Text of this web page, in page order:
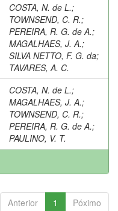
COSTA, N. de L.;
TOWNSEND, C. R.;
PEREIRA, R. G. de A.;
MAGALHAES, J. A.;
SILVA NETTO, F. G. da;
TAVARES, A. C.
COSTA, N. de L.;
MAGALHAES, J. A.;
TOWNSEND, C. R.;
PEREIRA, R. G. de A.;
PAULINO, V. T.
Anterior 1 Póximo